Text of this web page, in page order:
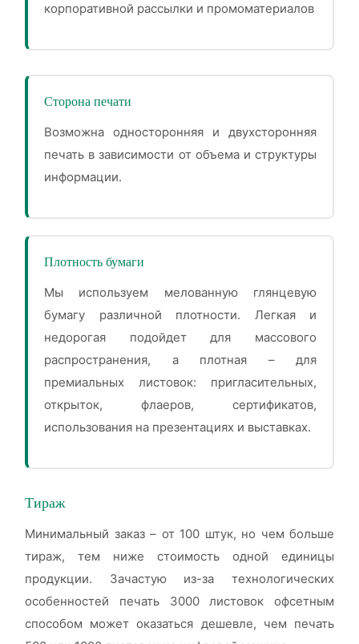
корпоративной рассылки и промоматериалов
Сторона печати
Возможна односторонняя и двухсторонняя
печать в зависимости от объема и структуры
информации.
Плотность бумаги
Мы используем мелованную глянцевую
бумагу различной плотности. Легкая и
недорогая подойдет для массового
распространения, а плотная – для
премиальных листовок: пригласительных,
открыток, флаеров, сертификатов,
использования на презентациях и выставках.
Тираж
Минимальный заказ – от 100 штук, но чем больше
тираж, тем ниже стоимость одной единицы
продукции. Зачастую из-за технологических
особенностей печать 3000 листовок офсетным
способом может оказаться дешевле, чем печать